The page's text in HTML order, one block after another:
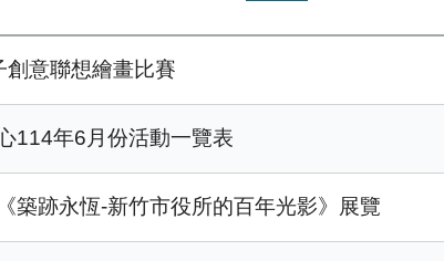
創意聯想繪畫比賽
114年6月份活動一覽表
築跡永恆-新竹市役所的百年光影》展覽